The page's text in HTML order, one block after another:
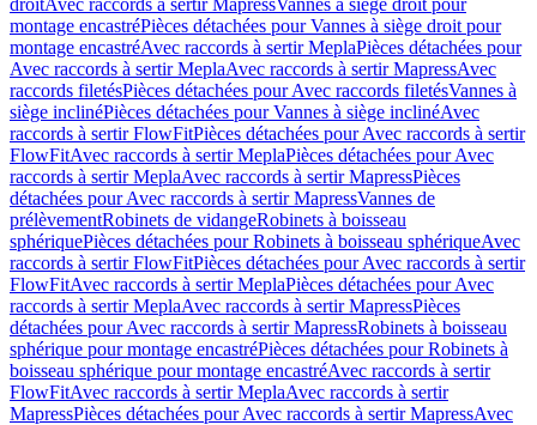
droitAvec raccords à sertir MapressVannes à siège droit pour
montage encastréPièces détachées pour Vannes à siège droit pour
montage encastréAvec raccords à sertir MeplaPièces détachées pour
Avec raccords à sertir MeplaAvec raccords à sertir MapressAvec
raccords filetésPièces détachées pour Avec raccords filetésVannes à
siège inclinéPièces détachées pour Vannes à siège inclinéAvec
raccords à sertir FlowFitPièces détachées pour Avec raccords à sertir
FlowFitAvec raccords à sertir MeplaPièces détachées pour Avec
raccords à sertir MeplaAvec raccords à sertir MapressPièces
détachées pour Avec raccords à sertir MapressVannes de
prélèvementRobinets de vidangeRobinets à boisseau
sphériquePièces détachées pour Robinets à boisseau sphériqueAvec
raccords à sertir FlowFitPièces détachées pour Avec raccords à sertir
FlowFitAvec raccords à sertir MeplaPièces détachées pour Avec
raccords à sertir MeplaAvec raccords à sertir MapressPièces
détachées pour Avec raccords à sertir MapressRobinets à boisseau
sphérique pour montage encastréPièces détachées pour Robinets à
boisseau sphérique pour montage encastréAvec raccords à sertir
FlowFitAvec raccords à sertir MeplaAvec raccords à sertir
MapressPièces détachées pour Avec raccords à sertir MapressAvec